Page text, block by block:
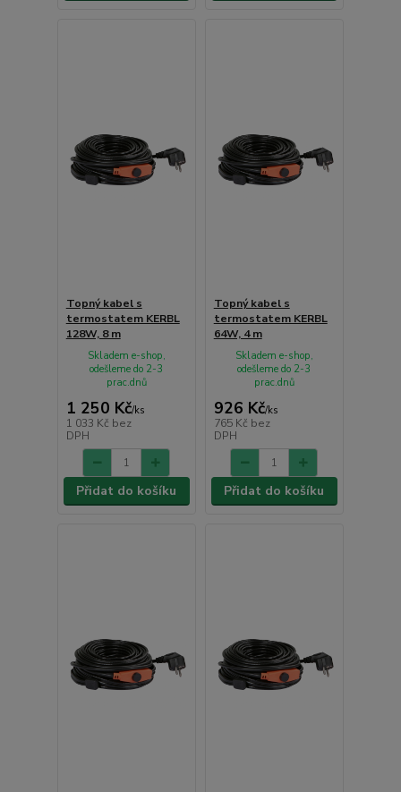
Topný kabel s
termostatem KERBL
128W, 8 m
1 250 Kč/ks
1 033 Kč bez
DPH
Skladem e-shop,
odešleme do 2-3
prac.dnů
Přidat do košíku
Topný kabel s
termostatem KERBL
64W, 4 m
926 Kč/ks
765 Kč bez
DPH
Skladem e-shop,
odešleme do 2-3
prac.dnů
Přidat do košíku